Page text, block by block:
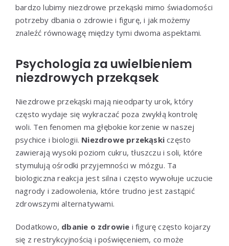
bardzo lubimy niezdrowe przekąski mimo świadomości
potrzeby dbania o zdrowie i figurę, i jak możemy
znaleźć równowagę między tymi dwoma aspektami.
Psychologia za uwielbieniem
niezdrowych przekąsek
Niezdrowe przekąski mają nieodparty urok, który
często wydaje się wykraczać poza zwykłą kontrolę
woli. Ten fenomen ma głębokie korzenie w naszej
psychice i biologii. Niezdrowe przekąski często
zawierają wysoki poziom cukru, tłuszczu i soli, które
stymulują ośrodki przyjemności w mózgu. Ta
biologiczna reakcja jest silna i często wywołuje uczucie
nagrody i zadowolenia, które trudno jest zastąpić
zdrowszymi alternatywami.
Dodatkowo, dbanie o zdrowie i figurę często kojarzy
się z restrykcyjnością i poświęceniem, co może